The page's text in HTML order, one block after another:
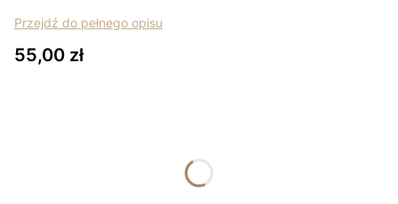
Przejdź do pełnego opisu
Cena
55,00 zł